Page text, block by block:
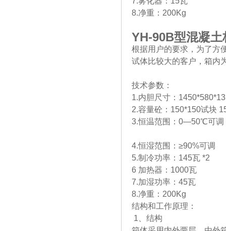
8.净重：200Kg
YH-90B型混凝土
根据用户的要求，为了方
试体比较大的客户，箱内
技术参数：
1.内胆尺寸：
2.容量砼：150*150试块
3.恒温范围：0—50℃可
4.恒湿范围：≥90%可调
5.制冷功率：145瓦 *2
6 加热器：1000瓦
7.加湿功率：45瓦
8.净重：200Kg
结构和工作原理：
1、结构